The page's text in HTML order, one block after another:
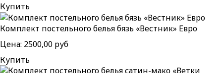
Купить
Комплект постельного белья бязь «Вестник» Евро
Цена: 2500,00 руб
Купить